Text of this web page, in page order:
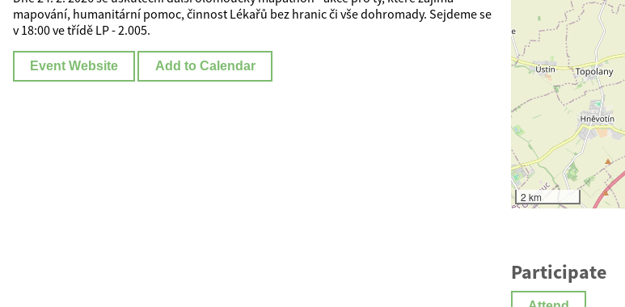
mapování, humanitární pomoc, činnost Lékařů bez hranic či vše dohromady. Sejdeme se
v 18:00 ve třídě LP - 2.005.
Event Website Add to Calendar
2 km
Participate